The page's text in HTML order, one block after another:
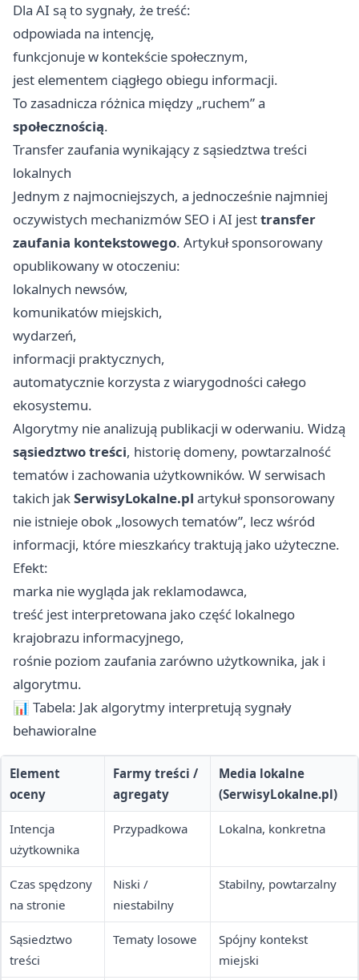
Dla AI są to sygnały, że treść:
odpowiada na intencję,
funkcjonuje w kontekście społecznym,
jest elementem ciągłego obiegu informacji.
To zasadnicza różnica między „ruchem” a
społecznością.
Transfer zaufania wynikający z sąsiedztwa treści
lokalnych
Jednym z najmocniejszych, a jednocześnie najmniej
oczywistych mechanizmów SEO i AI jesttransfer
zaufania kontekstowego. Artykuł sponsorowany
opublikowany w otoczeniu:
lokalnych newsów,
komunikatów miejskich,
wydarzeń,
informacji praktycznych,
automatycznie korzysta z wiarygodności całego
ekosystemu.
Algorytmy nie analizują publikacji w oderwaniu. Widzą
sąsiedztwo treści, historię domeny, powtarzalność
tematów i zachowania użytkowników. W serwisach
takich jakSerwisyLokalne.pl artykuł sponsorowany
nie istnieje obok „losowych tematów”, lecz wśród
informacji, które mieszkańcy traktują jako użyteczne.
Efekt:
marka nie wygląda jak reklamodawca,
treść jest interpretowana jako część lokalnego
krajobrazu informacyjnego,
rośnie poziom zaufania zarówno użytkownika, jak i
algorytmu.
📊 Tabela: Jak algorytmy interpretują sygnały
behawioralne
Element
oceny
Farmy treści /
agregaty
Media lokalne
(SerwisyLokalne.pl)
Intencja
użytkownika
Przypadkowa Lokalna, konkretna
Czas spędzony
na stronie
Niski /
niestabilny
Stabilny, powtarzalny
Sąsiedztwo
treści
Tematy losowe
Spójny kontekst
miejski